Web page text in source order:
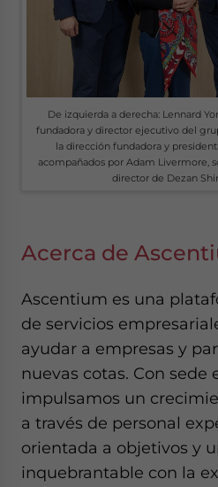
De izquierda a derecha: Lennard
fundadora y director ejecutivo del
la dirección fundadora y
acompañados por Adam Livermore,
director de Dezan
Acerca de
Ascentium es una
de servicios
ayudar a empresas y
nuevas cotas. Con sede
impulsamos un
a través de personal
orientada a objetivos y
inquebrantable con la